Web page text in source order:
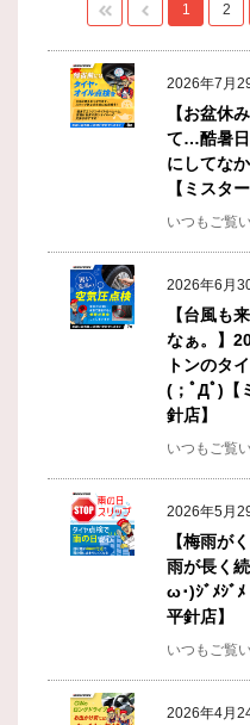
1 2
2026年7月
【お盆休
て…酷暑
にしてな
【ミスタ
2026年6月
【台風も
なぁ。】
トンのタ
(；ﾟДﾟ)【
針店】
2026年5月
【梅雨が
雨が長く
ω･)ｼﾞﾒｼﾞﾒ
平針店】
2026年4月